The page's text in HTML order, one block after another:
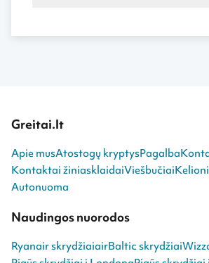
Greitai.lt
Apie musAtostogų kryptysPagalba
Kontaktai žiniasklaidaiViešbučiai
Autonuoma
Naudingos nuorodos
Ryanair skrydžiaiairBaltic skrydžiai